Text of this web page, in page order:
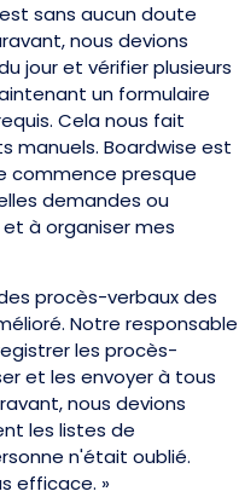
sans aucun doute
nous devions
jour et vérifier plusieurs
un formulaire
Cela nous fait
manuels. Boardwise est
commence presque
demandes ou
à organiser mes
procès-verbaux des
Notre responsable
les procès-
et les envoyer à tous
nous devions
les listes de
n'était oublié.
efficace. »